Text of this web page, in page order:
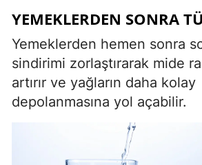
YEMEKLERDEN SONRA
Yemeklerden hemen sonra
sindirimi zorlaştırarak mide
artırır ve yağların daha kolay
depolanmasına yol açabilir.